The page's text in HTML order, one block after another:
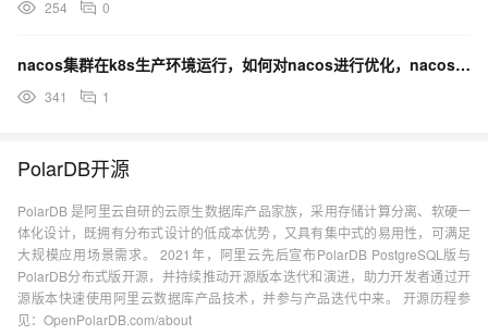
254 0
nacos集群在k8s生产环境运行，如何对nacos进行优化，nacos版本为1.4.3？
341 1
PolarDB开源
PolarDB 是阿里云自研的云原生数据库产品家族，采用存储计算分离、软硬一
体化设计，既拥有分布式设计的低成本优势，又具有集中式的易用性，可满足
大规模应用场景需求。 2021年，阿里云先后宣布PolarDB PostgreSQL版与
PolarDB分布式版开源，并持续推动开源版本迭代和演进，助力开发者通过开
源版本快速使用阿里云数据库产品技术，并参与产品迭代中来。 开源历程参
见：OpenPolarDB.com/about